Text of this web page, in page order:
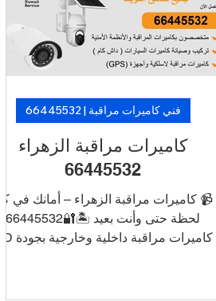
من فنيين متخصصين. 🛡️ لأن الأمان ما فيه
تأجيل… خلّ الكاميرات تشتغل، وارتاح!
كاميرات مراقبة الزهراء
66445532
📹 كاميرات مراقبة الزهراء – أمانك في كل
لحظة حتى وأنت بعيد 🏝️🔐66445532
كاميرات مراقبة داخلية وخارجية بجودة HD
فني كاميرات مراقبة | 66445532